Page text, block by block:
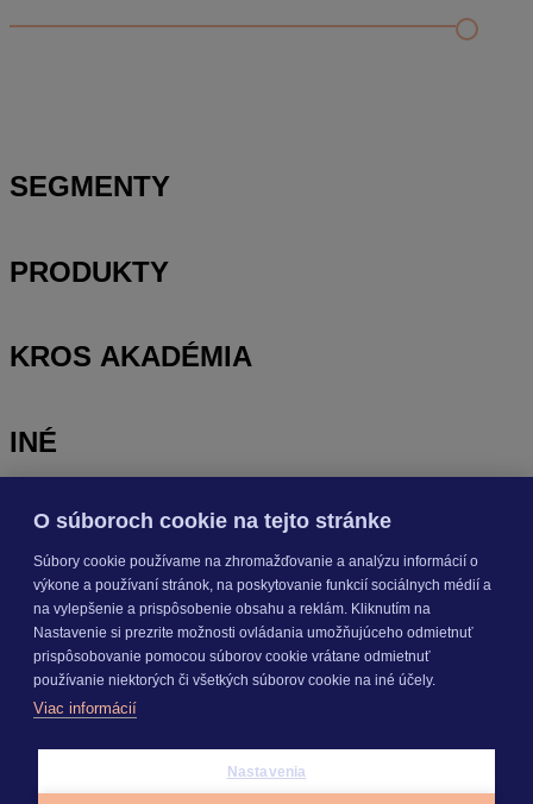
Nastavenie šanónov
SEGMENTY
PRODUKTY
KROS AKADÉMIA
INÉ
OdoberajteNOVINKY
O nás
Copyright © 2026 KROS a. s.
Prihlásiť sa
O súboroch cookie na tejto stránke
Súbory cookie používame na zhromažďovanie a analýzu informácií o
výkone a používaní stránok, na poskytovanie funkcií sociálnych médií a
na vylepšenie a prispôsobenie obsahu a reklám. Kliknutím na
Nastavenie si prezrite možnosti ovládania umožňujúceho odmietnuť
prispôsobovanie pomocou súborov cookie vrátane odmietnuť
používanie niektorých či všetkých súborov cookie na iné účely.
Viac informácií
Nastavenia